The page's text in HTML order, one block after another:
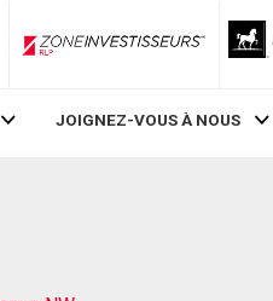
ZoneInvestisseurs RLP
JOIGNEZ-VOUS À NOUS